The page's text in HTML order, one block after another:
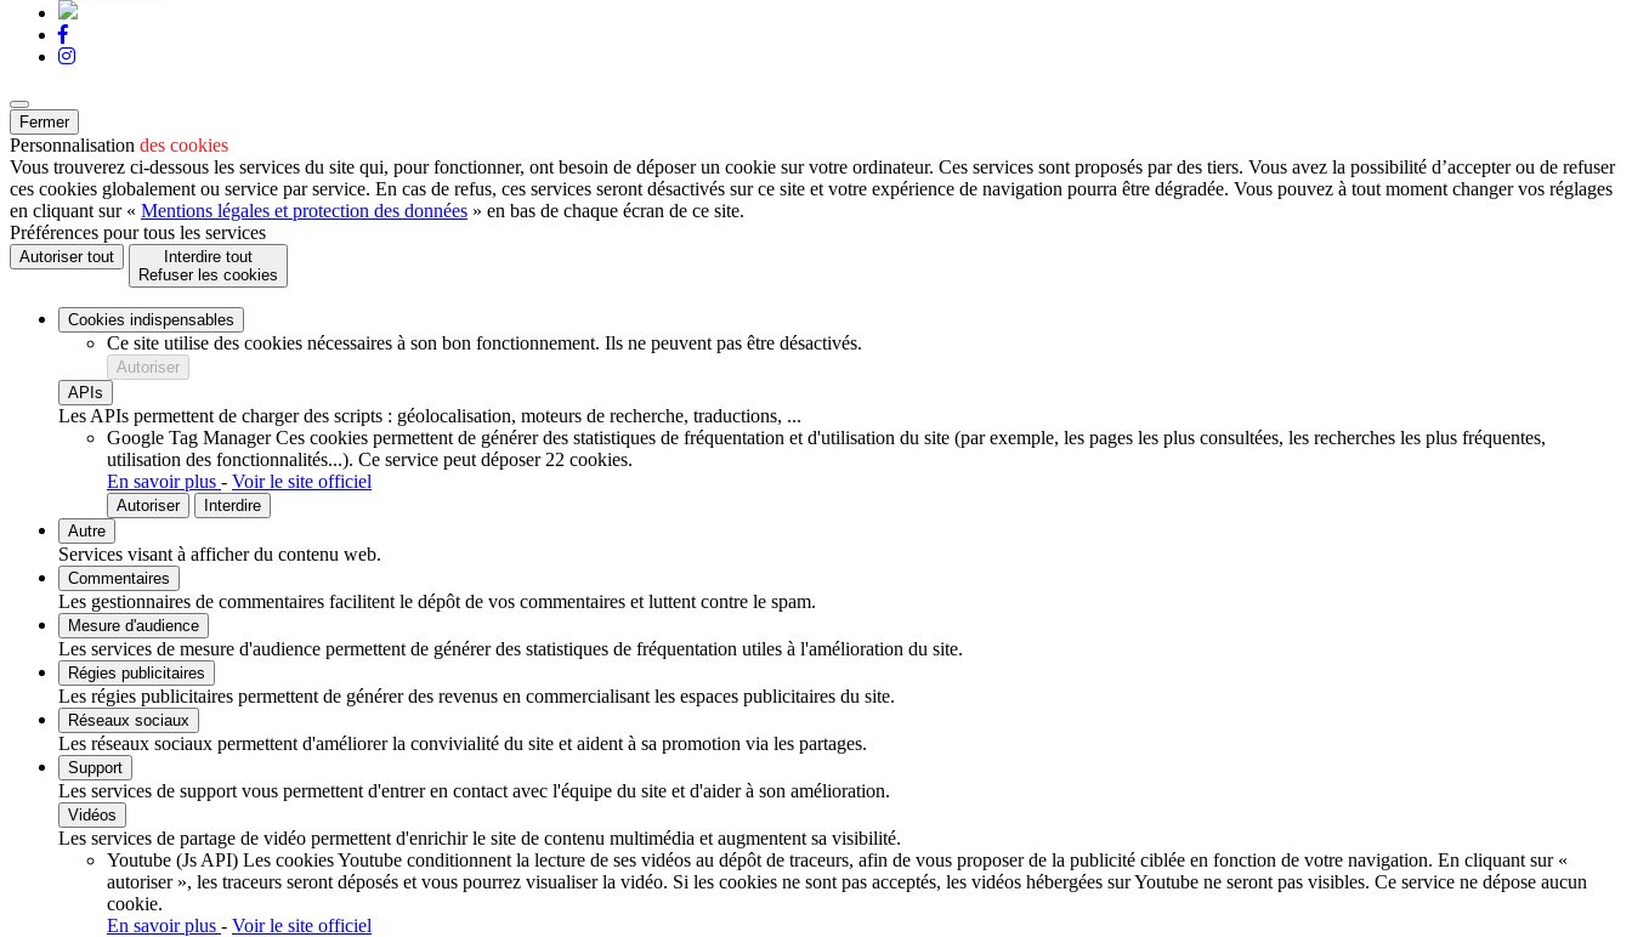
Fermer
Personnalisation des cookies
Vous trouverez ci-dessous les services du site qui, pour fonctionner, ont besoin de déposer un cookie sur votre ordinateur. Ces services sont proposés par des tiers. Vous avez la possibilité d’accepter ou de refuser
ces cookies globalement ou service par service. En cas de refus, ces services seront désactivés sur ce site et votre expérience de navigation pourra être dégradée. Vous pouvez à tout moment changer vos réglages
en cliquant sur « Mentions légales et protection des données » en bas de chaque écran de ce site.
Préférences pour tous les services
Autoriser tout
Interdire tout
Refuser les cookies
Cookies indispensables
Ce site utilise des cookies nécessaires à son bon fonctionnement. Ils ne peuvent pas être désactivés.
Autoriser
APIs
Les APIs permettent de charger des scripts : géolocalisation, moteurs de recherche, traductions, ...
Google Tag Manager Ces cookies permettent de générer des statistiques de fréquentation et d'utilisation du site (par exemple, les pages les plus consultées, les recherches les plus fréquentes,
utilisation des fonctionnalités...). Ce service peut déposer 22 cookies.
En savoir plus - Voir le site officiel
Autoriser
Interdire
Autre
Services visant à afficher du contenu web.
Commentaires
Les gestionnaires de commentaires facilitent le dépôt de vos commentaires et luttent contre le spam.
Mesure d'audience
Les services de mesure d'audience permettent de générer des statistiques de fréquentation utiles à l'amélioration du site.
Régies publicitaires
Les régies publicitaires permettent de générer des revenus en commercialisant les espaces publicitaires du site.
Réseaux sociaux
Les réseaux sociaux permettent d'améliorer la convivialité du site et aident à sa promotion via les partages.
Support
Les services de support vous permettent d'entrer en contact avec l'équipe du site et d'aider à son amélioration.
Vidéos
Les services de partage de vidéo permettent d'enrichir le site de contenu multimédia et augmentent sa visibilité.
Youtube (Js API) Les cookies Youtube conditionnent la lecture de ses vidéos au dépôt de traceurs, afin de vous proposer de la publicité ciblée en fonction de votre navigation. En cliquant sur «
autoriser », les traceurs seront déposés et vous pourrez visualiser la vidéo. Si les cookies ne sont pas acceptés, les vidéos hébergées sur Youtube ne seront pas visibles. Ce service ne dépose aucun
cookie.
En savoir plus - Voir le site officiel